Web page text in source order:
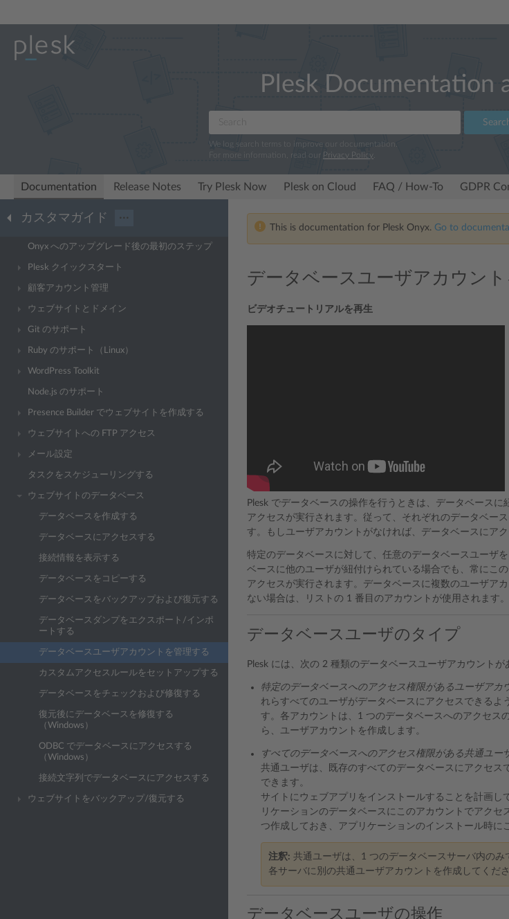
Plesk Documentation
We log search terms to improve our documentation.
For more information, read our Privacy Policy
Documentation Release Notes Try Plesk Now Plesk on Cloud FAQ / How-To GDPR
カスタマガイド ···
Onyx へのアップグレード後の最初のステップ
Plesk クイックスタート
顧客アカウント管理
ウェブサイトとドメイン
Git のサポート
Ruby のサポート（Linux）
WordPress Toolkit
Node.js のサポート
Presence Builder でウェブサイトを作成する
ウェブサイトへの FTP アクセス
メール設定
タスクをスケジューリングする
ウェブサイトのデータベース
データベースを作成する
データベースにアクセスする
接続情報を表示する
データベースをコピーする
データベースをバックアップおよび復元する
データベースダンプをエクスポート/インポ
ートする
データベースユーザアカウントを管理する
カスタムアクセスルールをセットアップする
データベースをチェックおよび修復する
復元後にデータベースを修復する
（Windows）
ODBC でデータベースにアクセスする
（Windows）
接続文字列でデータベースにアクセスする
ウェブサイトをバックアップ/復元する
This is documentation for Plesk Onyx. Go to
データベースユーザアカウン
ビデオチュートリアルを再生
Plesk でデータベースの操作を行うときは、データベース
アクセスが実行されます。従って、それぞれのデータベー
す。もしユーザアカウントがなければ、データベースにアク
特定のデータベースに対して、任意のデータベースユーザを
ベースに他のユーザが紐付けられている場合でも、常にこ
アクセスが実行されます。データベースに複数のユーザア
ない場合は、リストの 1 番目のアカウントが使用されます。
データベースユーザのタイプ
Plesk には、次の 2 種類のデータベースユーザアカウントが
特定のデータベースへのアクセス権限があるユーザアカ
れらすべてのユーザがデータベースにアクセスできる
す。各アカウントは、1 つのデータベースへのアクセス
ら、ユーザアカウントを作成します。
すべてのデータベースへのアクセス権限がある共通ユー
共通ユーザは、既存のすべてのデータベースにアクセ
できます。
サイトにウェブアプリをインストールすることを計画
リケーションのデータベースにこのアカウントでアク
つ作成しておき、アプリケーションのインストール時に
注釈: 共通ユーザは、1 つのデータベースサーバ内の
各サーバに別の共通ユーザアカウントを作成してくださ
データベースユーザの操作